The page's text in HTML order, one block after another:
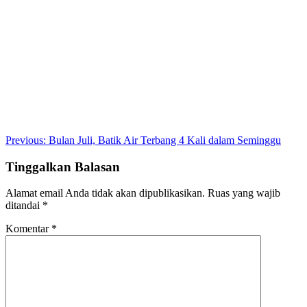
Post
navigation
Previous: Bulan Juli, Batik Air Terbang 4 Kali dalam Seminggu
Tinggalkan Balasan
Alamat email Anda tidak akan dipublikasikan. Ruas yang wajib
ditandai *
Komentar *